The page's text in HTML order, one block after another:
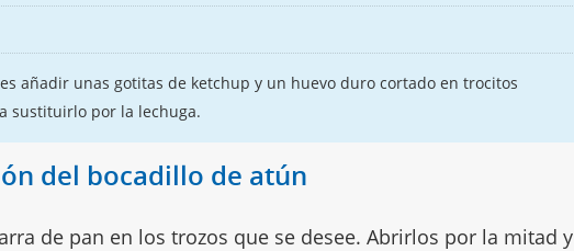
añadir unas gotitas de ketchup y un huevo duro cortado en trocitos
sustituirlo por la lechuga.
del bocadillo de atún
de pan en los trozos que se desee. Abrirlos por la mitad y